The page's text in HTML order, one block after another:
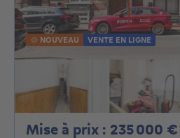
NOUVEAU VENTE EN LIGNE
Mise à prix : 235 000 €